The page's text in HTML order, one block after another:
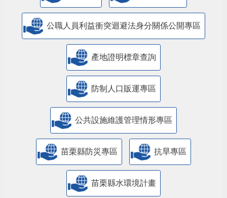
公職人員利益衝突迴避法身分關係公開專區
產地證明標章查詢
防制人口販運專區
​公共設施維護管理情形專區
苗栗縣防災專區 抗旱專區
苗栗縣水環境計畫